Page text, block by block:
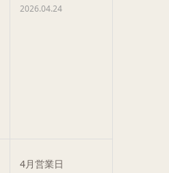
2026.04.24
4月営業日